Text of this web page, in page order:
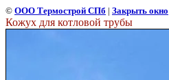
© ООО Термострой СПб | Закрыть окно
Кожух для котловой трубы